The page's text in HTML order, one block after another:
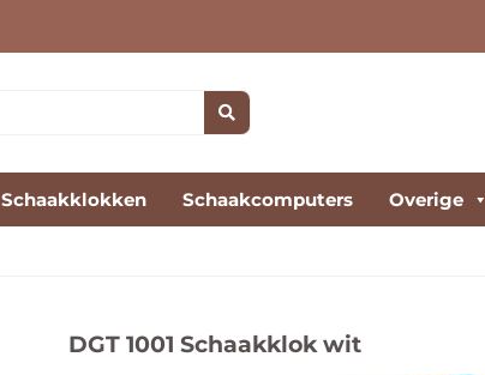
Schaakklokken Schaakcomputers Overige
DGT 1001 Schaakklok wit